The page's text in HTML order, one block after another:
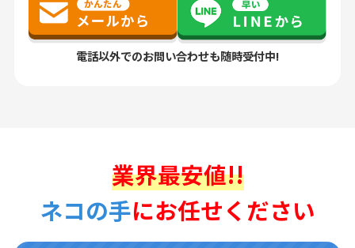
電話以外でのお問い合わせも随時受付中!
業界最安値!!
ネコの手にお任せください